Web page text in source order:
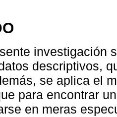
investigación
descriptivos,
se aplica el
para encontrar
en meras